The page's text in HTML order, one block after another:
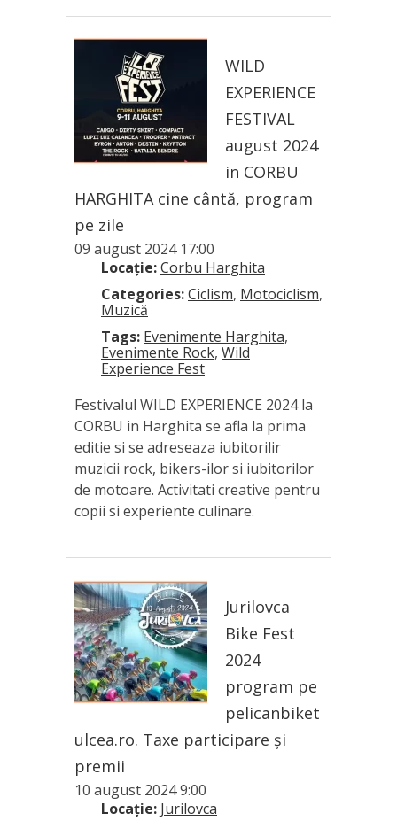
WILD
EXPERIENCE
FESTIVAL
august 2024
in CORBU
HARGHITA cine cântă, program
pe zile
09 august 2024 17:00
Locație:Corbu Harghita
Categories:Ciclism, Motociclism,
Muzică
Tags: Evenimente Harghita,
Evenimente Rock, Wild
Experience Fest
Festivalul WILD EXPERIENCE 2024 la
CORBU in Harghita se afla la prima
editie si se adreseaza iubitorilir
muzicii rock, bikers-ilor si iubitorilor
de motoare. Activitati creative pentru
copii si experiente culinare.
Jurilovca
Bike Fest
2024
program pe
pelicanbiket
ulcea.ro. Taxe participare și
premii
10 august 2024 9:00
Locație: Jurilovca